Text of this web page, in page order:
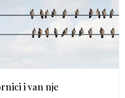
i van nje